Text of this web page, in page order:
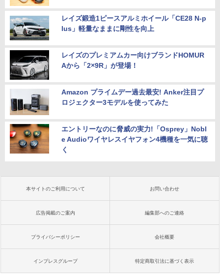
レイズ鍛造1ピースアルミホイール「CE28 N-p
lus」軽量なままに剛性を向上
レイズのプレミアムカー向けブランドHOMUR
Aから「2×9R」が登場！
Amazon プライムデー過去最安! Anker注目プ
ロジェクター3モデルを使ってみた
エントリーなのに脅威の実力!「Osprey」Nobl
e Audioワイヤレスイヤフォン4機種を一気に聴
く
本サイトのご利用について お問い合わせ
広告掲載のご案内 編集部へのご連絡
プライバシーポリシー 会社概要
インプレスグループ 特定商取引法に基づく表示